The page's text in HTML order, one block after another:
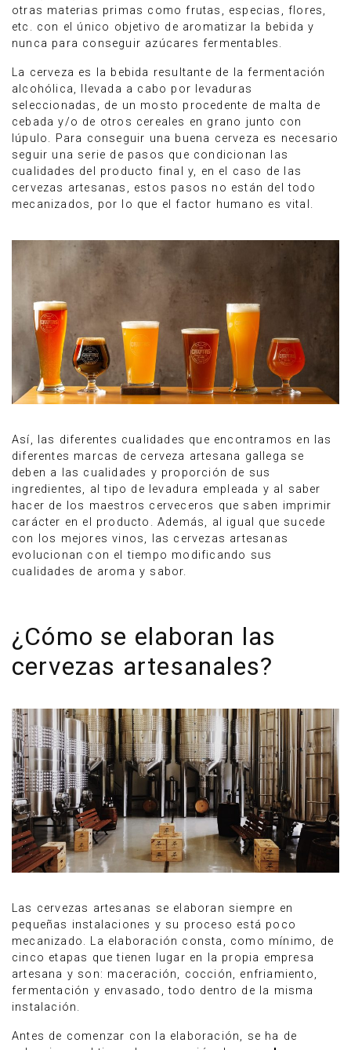
otras materias primas como frutas, especias, flores,
etc. con el único objetivo de aromatizar la bebida y
nunca para conseguir azúcares fermentables.
La cerveza es la bebida resultante de la fermentación
alcohólica, llevada a cabo por levaduras
seleccionadas, de un mosto procedente de malta de
cebada y/o de otros cereales en grano junto con
lúpulo. Para conseguir una buena cerveza es necesario
seguir una serie de pasos que condicionan las
cualidades del producto final y, en el caso de las
cervezas artesanas, estos pasos no están del todo
mecanizados, por lo que el factor humano es vital.
Así, las diferentes cualidades que encontramos en las
diferentes marcas de cerveza artesana gallega se
deben a las cualidades y proporción de sus
ingredientes, al tipo de levadura empleada y al saber
hacer de los maestros cerveceros que saben imprimir
carácter en el producto. Además, al igual que sucede
con los mejores vinos, las cervezas artesanas
evolucionan con el tiempo modificando sus
cualidades de aroma y sabor.
¿Cómo se elaboran las
cervezas artesanales?
Las cervezas artesanas se elaboran siempre en
pequeñas instalaciones y su proceso está poco
mecanizado. La elaboración consta, como mínimo, de
cinco etapas que tienen lugar en la propia empresa
artesana y son: maceración, cocción, enfriamiento,
fermentación y envasado, todo dentro de la misma
instalación.
Antes de comenzar con la elaboración, se ha de